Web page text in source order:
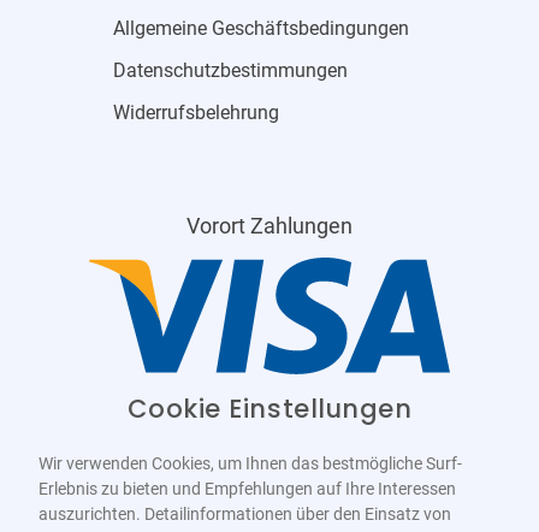
Allgemeine Geschäftsbedingungen
Datenschutzbestimmungen
Widerrufsbelehrung
Vorort Zahlungen
Cookie Einstellungen
Wir verwenden Cookies, um Ihnen das bestmögliche Surf-
Erlebnis zu bieten und Empfehlungen auf Ihre Interessen
auszurichten. Detailinformationen über den Einsatz von